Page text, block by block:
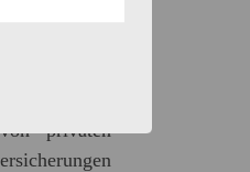
privaten